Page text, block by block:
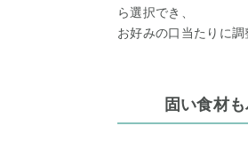
ら選択でき、
お好みの口当たりに調
固い食材